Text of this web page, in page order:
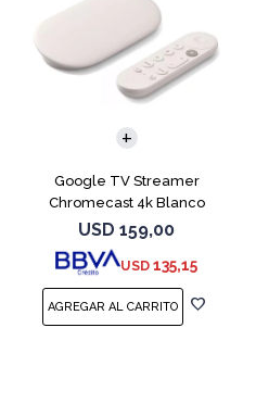
Google TV Streamer
Chromecast 4k Blanco
USD 159,00
USD 135,15